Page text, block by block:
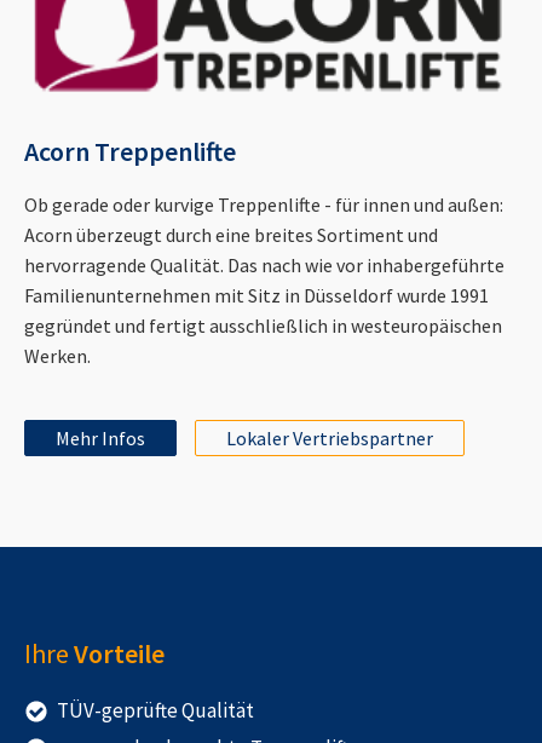
Acorn Treppenlifte
Ob gerade oder kurvige Treppenlifte - für innen und außen:
Acorn überzeugt durch eine breites Sortiment und
hervorragende Qualität. Das nach wie vor inhabergeführte
Familienunternehmen mit Sitz in Düsseldorf wurde 1991
gegründet und fertigt ausschließlich in westeuropäischen
Werken.
Mehr Infos Lokaler Vertriebspartner
IhreVorteile
TÜV-geprüfte Qualität